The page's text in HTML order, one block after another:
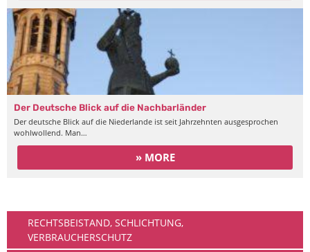
Der Deutsche Blick auf die Nachbarländer
Der deutsche Blick auf die Niederlande ist seit Jahrzehnten ausgesprochen
wohlwollend. Man…
» MORE
RECHTSBEISTAND, SCHLICHTUNG,
VERBRAUCHERSCHUTZ